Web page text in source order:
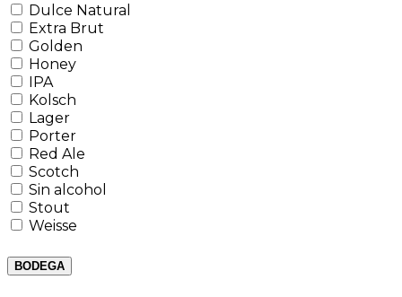
Dulce Natural
Extra Brut
Golden
Honey
IPA
Kolsch
Lager
Porter
Red Ale
Scotch
Sin alcohol
Stout
Weisse
BODEGA